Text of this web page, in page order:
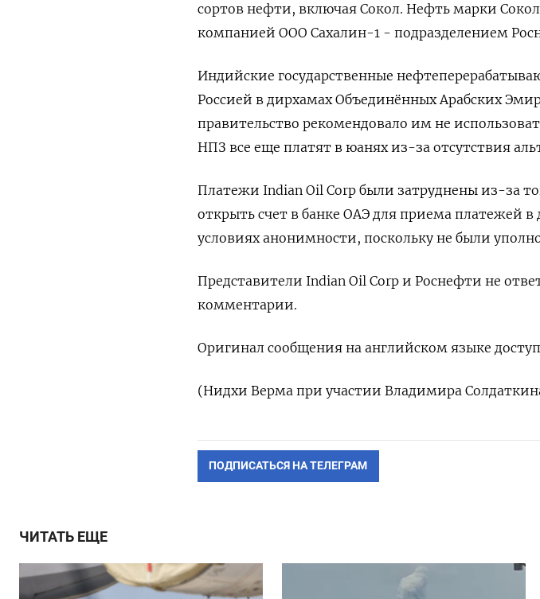
сортов нефти, включая Сокол. Нефть марки
компанией ООО Сахалин-1 - подразделением
Индийские государственные
Россией в дирхамах Объединённых Арабских
правительство рекомендовало им не
НПЗ все еще платят в юанях из-за отсутствия
Платежи Indian Oil Corp были затруднены из-за
открыть счет в банке ОАЭ для приема платежей
условиях анонимности, поскольку не были
Представители Indian Oil Corp и Роснефти не
комментарии.
Оригинал сообщения на английском языке
(Нидхи Верма при участии Владимира
ПОДПИСАТЬСЯ НА ТЕЛЕГРАМ
ЧИТАТЬ ЕЩЕ